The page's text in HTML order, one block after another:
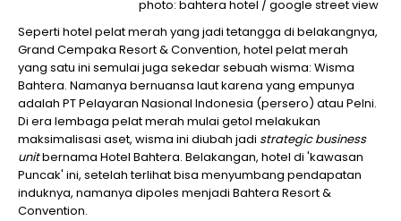
photo: bahtera hotel / google street view
Seperti hotel pelat merah yang jadi tetangga di belakangnya,
Grand Cempaka Resort & Convention, hotel pelat merah
yang satu ini semulai juga sekedar sebuah wisma: Wisma
Bahtera. Namanya bernuansa laut karena yang empunya
adalah PT Pelayaran Nasional Indonesia (persero) atau Pelni.
Di era lembaga pelat merah mulai getol melakukan
maksimalisasi aset, wisma ini diubah jadi strategic business
unitbernama Hotel Bahtera. Belakangan, hotel di 'kawasan
Puncak' ini, setelah terlihat bisa menyumbang pendapatan
induknya, namanya dipoles menjadi Bahtera Resort &
Convention.